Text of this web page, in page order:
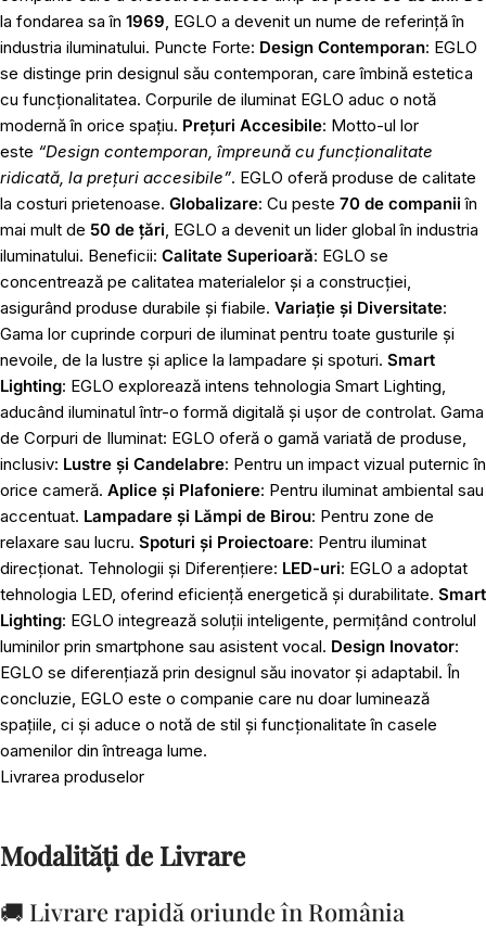
la fondarea sa în 1969, EGLO a devenit un nume de referință în
industria iluminatului. Puncte Forte: Design Contemporan: EGLO
se distinge prin designul său contemporan, care îmbină estetica
cu funcționalitatea. Corpurile de iluminat EGLO aduc o notă
modernă în orice spațiu. Prețuri Accesibile: Motto-ul lor
este “Design contemporan, împreună cu funcționalitate
ridicată, la prețuri accesibile”. EGLO oferă produse de calitate
la costuri prietenoase. Globalizare: Cu peste 70 de companii în
mai mult de 50 de țări, EGLO a devenit un lider global în industria
iluminatului. Beneficii: Calitate Superioară: EGLO se
concentrează pe calitatea materialelor și a construcției,
asigurând produse durabile și fiabile. Variație și Diversitate:
Gama lor cuprinde corpuri de iluminat pentru toate gusturile și
nevoile, de la lustre și aplice la lampadare și spoturi. Smart
Lighting: EGLO explorează intens tehnologia Smart Lighting,
aducând iluminatul într-o formă digitală și ușor de controlat. Gama
de Corpuri de Iluminat: EGLO oferă o gamă variată de produse,
inclusiv: Lustre și Candelabre: Pentru un impact vizual puternic în
orice cameră. Aplice și Plafoniere: Pentru iluminat ambiental sau
accentuat. Lampadare și Lămpi de Birou: Pentru zone de
relaxare sau lucru. Spoturi și Proiectoare: Pentru iluminat
direcționat. Tehnologii și Diferențiere: LED-uri: EGLO a adoptat
tehnologia LED, oferind eficiență energetică și durabilitate. Smart
Lighting: EGLO integrează soluții inteligente, permițând controlul
luminilor prin smartphone sau asistent vocal. Design Inovator:
EGLO se diferențiază prin designul său inovator și adaptabil. În
concluzie, EGLO este o companie care nu doar luminează
spațiile, ci și aduce o notă de stil și funcționalitate în casele
oamenilor din întreaga lume.
Livrarea produselor
Modalități de Livrare
🚚 Livrare rapidă oriunde în România